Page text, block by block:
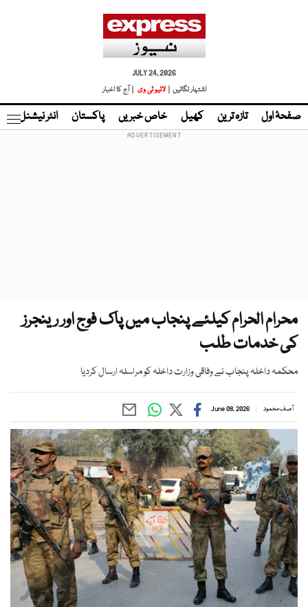
JULY 24, 2026
اشتہار لگائیں |
لائیو ٹی وی | آج کا اخبار
صفحۂ اول تازہ ترین کھیل خاص خبریں پاکستان انٹر نیشنل
محرام الحرام کیلئے پنجاب میں پاک فوج اور رینجرز
کی خدمات طلب
محکمہ داخلہ پنجاب نے وفاقی وزارت داخلہ کو مراسلہ ارسال کردیا
آصف محمود June 08, 2026